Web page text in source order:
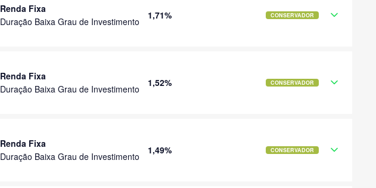
Renda Fixa
Duração Baixa Grau de Investimento
1,71% CONSERVADOR
Renda Fixa
Duração Baixa Grau de Investimento
1,52% CONSERVADOR
Renda Fixa
Duração Baixa Grau de Investimento
1,49% CONSERVADOR